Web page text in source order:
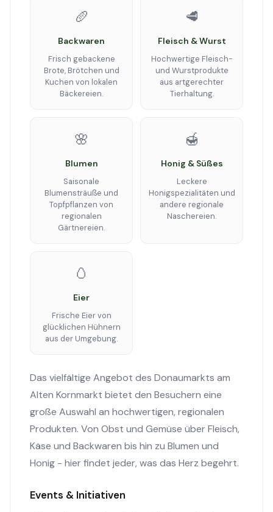
🥖
Backwaren
Frisch gebackene
Brote, Brötchen und
Kuchen von lokalen
Bäckereien.
🥩
Fleisch & Wurst
Hochwertige Fleisch-
und Wurstprodukte
aus artgerechter
Tierhaltung.
🌸
Blumen
Saisonale
Blumensträuße und
Topfpflanzen von
regionalen
Gärtnereien.
🍯
Honig & Süßes
Leckere
Honigspezialitäten und
andere regionale
Naschereien.
🥚
Eier
Frische Eier von
glücklichen Hühnern
aus der Umgebung.
Das vielfältige Angebot des Donaumarkts am
Alten Kornmarkt bietet den Besuchern eine
große Auswahl an hochwertigen, regionalen
Produkten. Von Obst und Gemüse über Fleisch,
Käse und Backwaren bis hin zu Blumen und
Honig - hier findet jeder, was das Herz begehrt.
Events & Initiativen